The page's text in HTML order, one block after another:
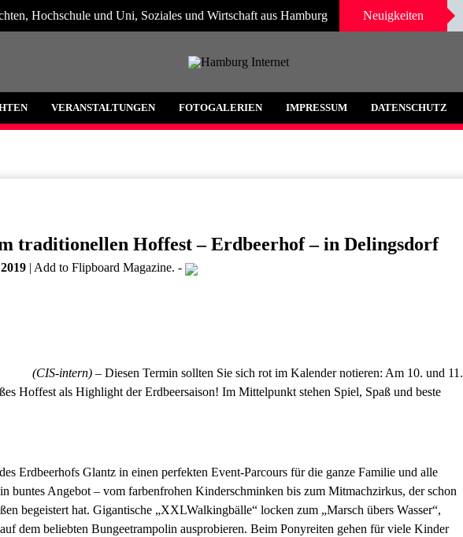
Hochschule und Uni, Soziales und Wirtschaft aus Hamburg Neuigkeiten
Hamburg und Umgebung
VERANSTALTUNGEN FOTOGALERIEN IMPRESSUM DATENSCHUTZ
traditionellen Hoffest – Erdbeerhof – in Delingsdorf
| Add to Flipboard Magazine. -
(CIS-intern) – Diesen Termin sollten Sie sich rot im Kalender notieren: Am 10. und 11.
Hoffest als Highlight der Erdbeersaison! Im Mittelpunkt stehen Spiel, Spaß und beste
Erdbeerhofs Glantz in einen perfekten Event-Parcours für die ganze Familie und alle
buntes Angebot – vom farbenfrohen Kinderschminken bis zum Mitmachzirkus, der schon
begeistert hat. Gigantische „XXLWalkingbälle“ locken zum „Marsch übers Wasser“,
dem beliebten Bungeetrampolin ausprobieren. Beim Ponyreiten gehen für viele Kinder